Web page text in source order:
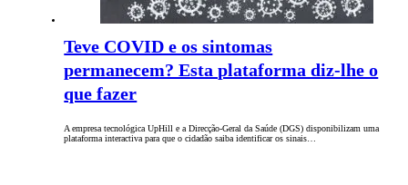
Teve COVID e os sintomas
permanecem? Esta plataforma diz-lhe o
que fazer
A empresa tecnológica UpHill e a Direcção-Geral da Saúde (DGS) disponibilizam uma
plataforma interactiva para que o cidadão saiba identificar os sinais…